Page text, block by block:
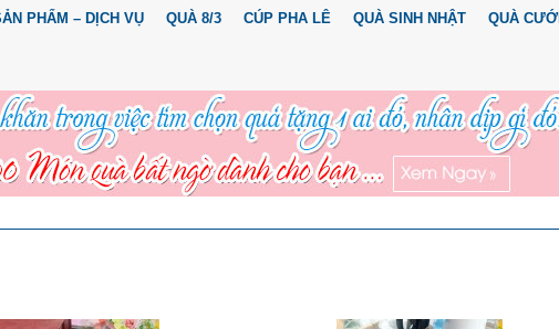
PHẨM – DỊCH VỤ QUÀ 8/3 CÚP PHA LÊ QUÀ SINH NHẬT QUÀ CƯỚI